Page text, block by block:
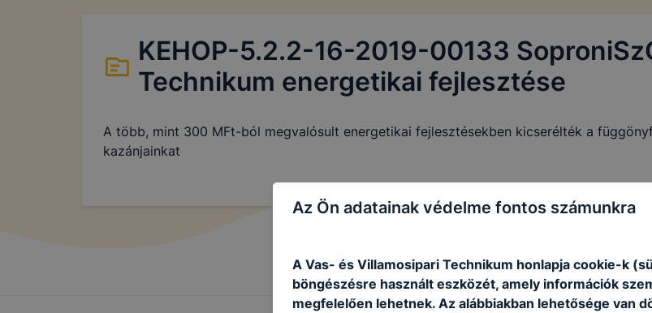
KEHOP-5.2.2-16-2019-00133
Technikum energetikai fejlesztése
A több, mint 300 MFt-ból megvalósult energetikai fejlesztésekben kicserélték a
kazánjainkat
Az Ön adatainak védelme fontos számunkra
A Vas- és Villamosipari Technikum honlapja cookie-k
böngészésre használt eszközét, amely információk
megfelelően lehetnek. Az alábbiakban lehetősége van